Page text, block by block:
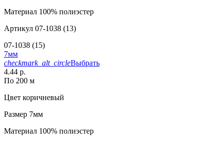
Материал 100% полиэстер
Артикул 07-1038 (13)
07-1038 (15)
7мм
checkmark_alt_circleВыбрать
4.44 р.
По 200 м
Цвет коричневый
Размер 7мм
Материал 100% полиэстер